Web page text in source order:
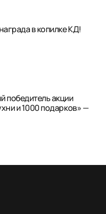
в копилке КД!
победитель акции
и 1000 подарков» —